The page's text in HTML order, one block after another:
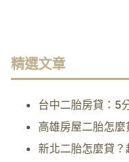
精選文章
台中二胎房貸：5
高雄房屋二胎怎麼
新北二胎怎麼貸